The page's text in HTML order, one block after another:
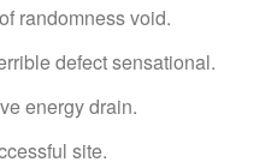
randomness void.
defect sensational.
energy drain.
site.